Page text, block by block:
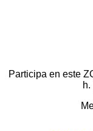
Participa en este